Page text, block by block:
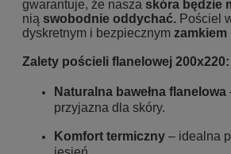
gwarantuje, że nasza skóra będzie
nią swobodnie oddychać. Pościel
dyskretnym i bezpiecznym zamkiem
Zalety pościeli flanelowej 200x220:
Naturalna bawełna flanelowa
przyjazna dla skóry.
Komfort termiczny – idealna